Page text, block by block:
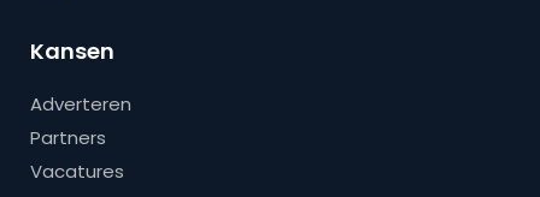
Kansen
Adverteren
Partners
Vacatures